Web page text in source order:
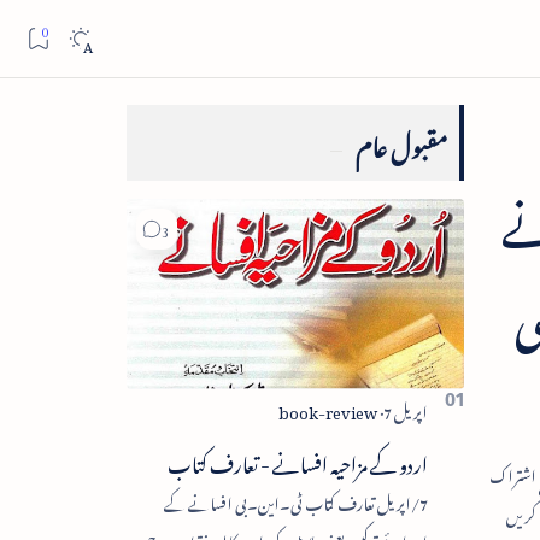
مقبول عام
اردو کے مزاحیہ افسانے - تعارف کتاب
7/اپریل تعارف کتاب ٹی۔این۔بی افسانے کے